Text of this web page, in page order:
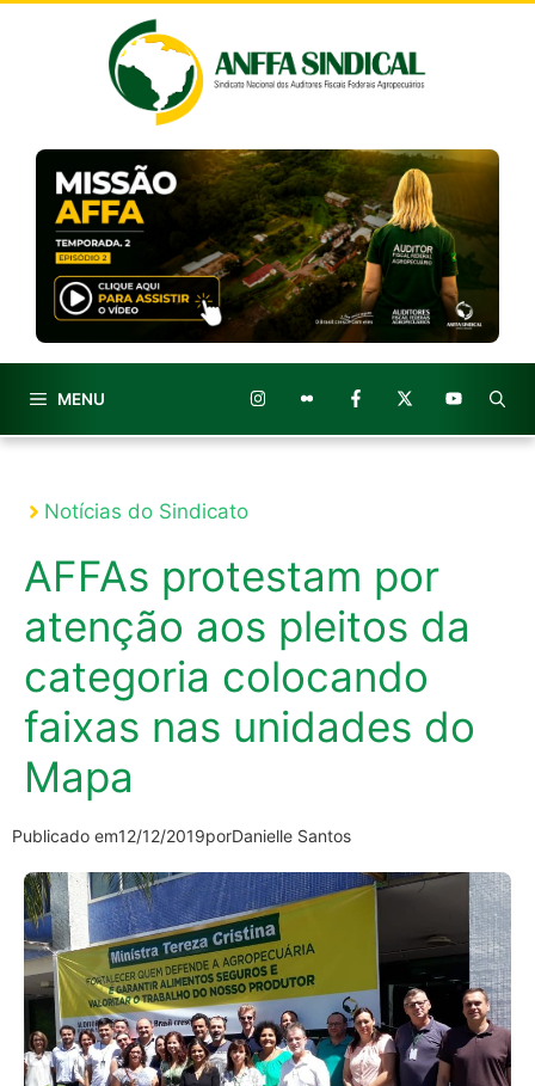
MENU
Notícias do Sindicato
AFFAs protestam por
atenção aos pleitos da
categoria colocando
faixas nas unidades do
Mapa
Publicado em12/12/2019porDanielle Santos